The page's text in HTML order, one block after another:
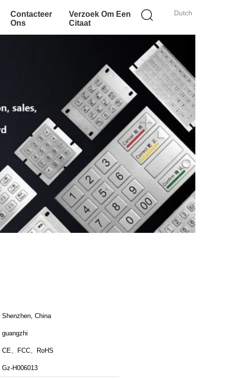
Dutch
Contacteer
Ons
Verzoek Om Een
Citaat
Shenzhen, China
guangzhi
CE、FCC、RoHS
Gz-H006013